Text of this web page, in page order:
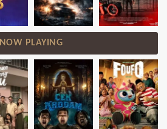
NOW PLAYING